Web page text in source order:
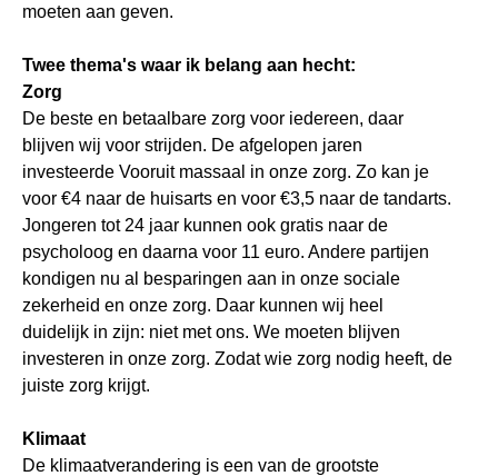
moeten aan geven.
Twee thema's waar ik belang aan hecht:
Zorg
De beste en betaalbare zorg voor iedereen, daar
blijven wij voor strijden. De afgelopen jaren
investeerde Vooruit massaal in onze zorg. Zo kan je
voor €4 naar de huisarts en voor €3,5 naar de tandarts.
Jongeren tot 24 jaar kunnen ook gratis naar de
psycholoog en daarna voor 11 euro. Andere partijen
kondigen nu al besparingen aan in onze sociale
zekerheid en onze zorg. Daar kunnen wij heel
duidelijk in zijn: niet met ons. We moeten blijven
investeren in onze zorg. Zodat wie zorg nodig heeft, de
juiste zorg krijgt.
Klimaat
De klimaatverandering is een van de grootste